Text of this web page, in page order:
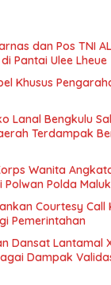
dan Pos TNI
Pantai Ulee Lheue
Khusus
Lanal Bengkulu
Terdampak
Wanita
Polda
Courtesy Call
Pemerintahan
Dansat Lantamal
Dampak